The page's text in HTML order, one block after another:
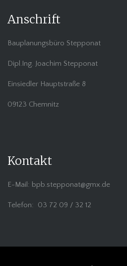
Anschrift
Bauplanungsbüro Stepponat
Dipl.Ing. Joachim Stepponat
Einsiedler Hauptstraße 8
09123 Chemnitz
Kontakt
E-Mail: bpb.stepponat@gmx.de
Telefon: 03 72 09 / 32 12